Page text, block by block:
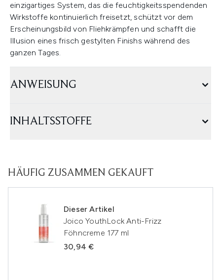
einzigartiges System, das die feuchtigkeitsspendenden
Wirkstoffe kontinuierlich freisetzt, schützt vor dem
Erscheinungsbild von Fliehkrämpfen und schafft die
Illusion eines frisch gestylten Finishs während des
ganzen Tages.
ANWEISUNG
INHALTSSTOFFE
HÄUFIG ZUSAMMEN GEKAUFT
Dieser Artikel
Joico YouthLock Anti-Frizz
Föhncreme 177 ml
30,94 €